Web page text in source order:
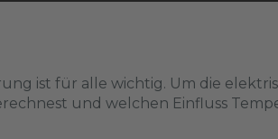
ist für alle wichtig. Um die
und welchen Einfluss